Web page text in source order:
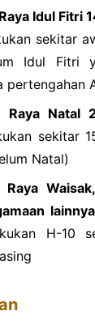
Idul Fitri
sekitar
Idul Fitri
pertengahan
Raya Natal
sekitar
Natal)
Raya
lainnya
H-10